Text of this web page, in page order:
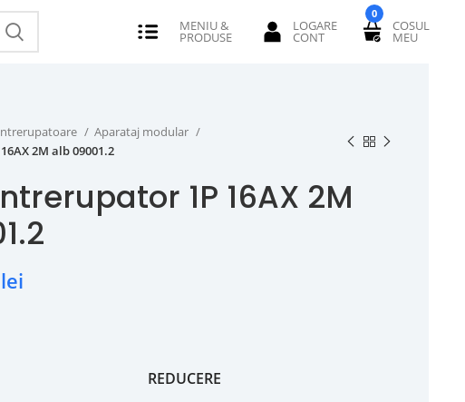
0
Aparataj modular
2M alb 09001.2
1P 16AX 2M
lei
REDUCERE